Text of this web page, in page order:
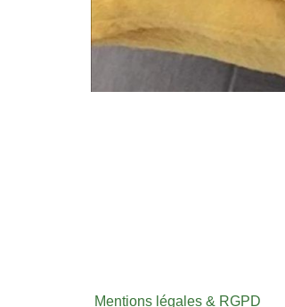
Mentions légales & RGPD